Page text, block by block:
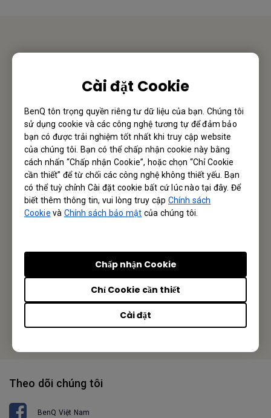
Cài đặt Cookie
BenQ tôn trọng quyền riêng tư dữ liệu của bạn. Chúng tôi
sử dụng cookie và các công nghệ tương tự để đảm bảo
bạn có được trải nghiệm tốt nhất khi truy cập website
của chúng tôi. Bạn có thể chấp nhận cookie này bằng
cách nhấn “Chấp nhận Cookie”, hoặc chọn “Chỉ Cookie
cần thiết” để từ chối các công nghệ không thiết yếu. Bạn
có thể tuỳ chỉnh Cài đặt cookie bất cứ lúc nào tại đây. Để
biết thêm thông tin, vui lòng truy cập Chính sách
Cookie vàChính sách bảo mật của chúng tôi.
Cài đặt
Chỉ Cookie cần thiết
Chấp nhận Cookie
Liên hệ chúng tôi
Hân hạnh nhận được phản hồi từ Quý Khách Hàng/ Đối
Gửi Email
Business Vietnam
BenQ Corporation
Tel: +886-2-2727-8899
Fax: +886-2-2656-2438
Hoặc tìm văn phòng ở địa phương của bạn
Theo dõi chúng tôi
BenQ Việt Nam